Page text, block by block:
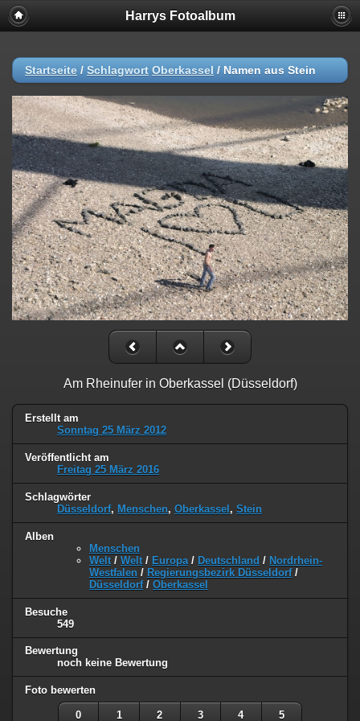
Harrys Fotoalbum
Startseite / Schlagwort Oberkassel / Namen aus Stein
Am Rheinufer in Oberkassel (Düsseldorf)
Erstellt am
Sonntag 25 März 2012
Veröffentlicht am
Freitag 25 März 2016
Schlagwörter
Düsseldorf, Menschen, Oberkassel , Stein
Alben
Menschen
Welt / Welt / Europa / Deutschland / Nordrhein-
Westfalen / Regierungsbezirk Düsseldorf/
Düsseldorf/ Oberkassel
Besuche
549
Bewertung
noch keine Bewertung
Foto bewerten
0 1 2 3 4 5